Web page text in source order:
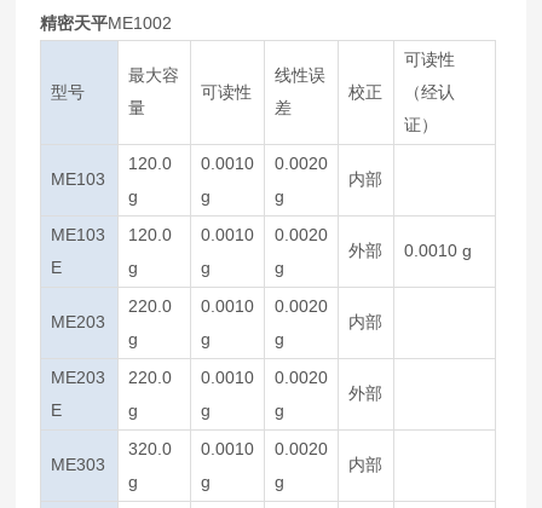
精密天平ME1002
型号
最大容
量
可读性
线性误
差
校正
可读性
（经认
证）
ME103
120.0
g
0.0010
g
0.0020
g
内部
ME103
E
120.0
g
0.0010
g
0.0020
g
外部 0.0010 g
ME203
220.0
g
0.0010
g
0.0020
g
内部
ME203
E
220.0
g
0.0010
g
0.0020
g
外部
ME303
320.0
g
0.0010
g
0.0020
g
内部